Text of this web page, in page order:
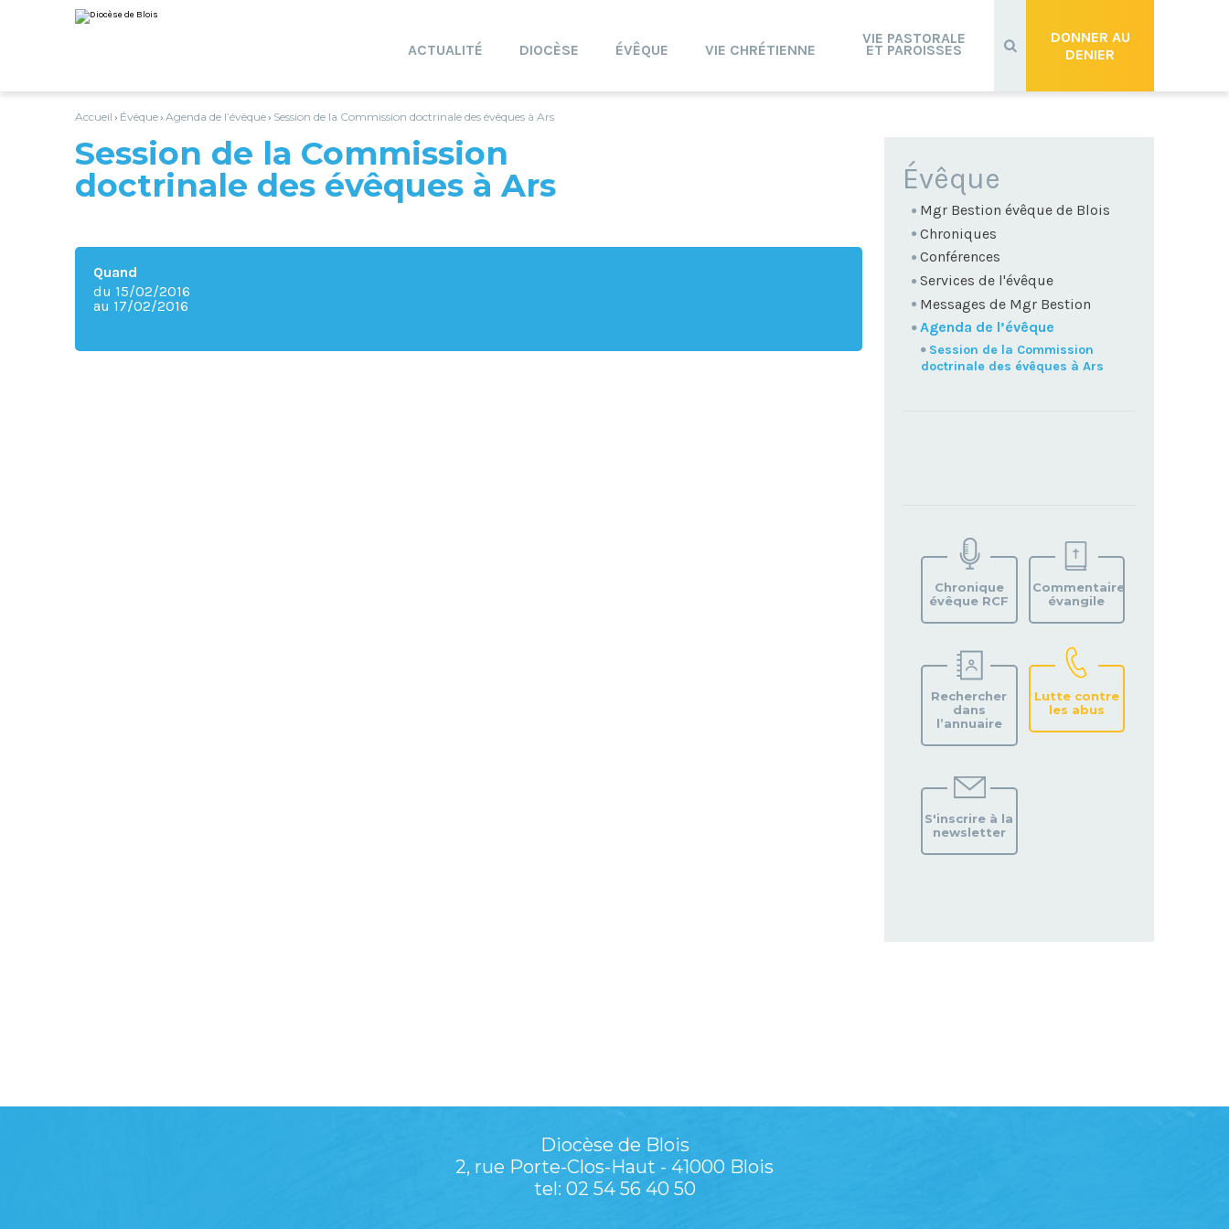
au
contenu.
personnels
DONNER AU
DENIER
ACTUALITÉ DIOCÈSE ÉVÊQUE VIE CHRÉTIENNE
VIE PASTORALE
ET PAROISSES
Accueil › Évêque› Agenda de l’évêque› Session de la Commission doctrinale des évêques à Ars
Session de la Commission
doctrinale des évêques à Ars
Quand
du 15/02/2016
au 17/02/2016
NAVIGATION
Évêque
Mgr Bestion évêque de Blois
Chroniques
Conférences
Services de l'évêque
Messages de Mgr Bestion
Agenda de l’évêque
Session de la Commission
doctrinale des évêques à Ars
VOTRE
PAROISSE
Chronique
évêque RCF
Commentaire
évangile
Rechercher
dans
l’annuaire
Lutte contre
les abus
S'inscrire à la
newsletter
Diocèse de Blois
2, rue Porte-Clos-Haut - 41000 Blois
tel: 02 54 56 40 50